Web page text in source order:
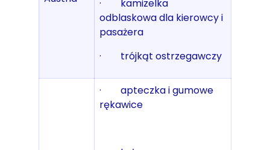
· kamizelka
odblaskowa dla kierowcy i
pasażera
· trójkąt ostrzegawczy
· apteczka i gumowe
rękawice